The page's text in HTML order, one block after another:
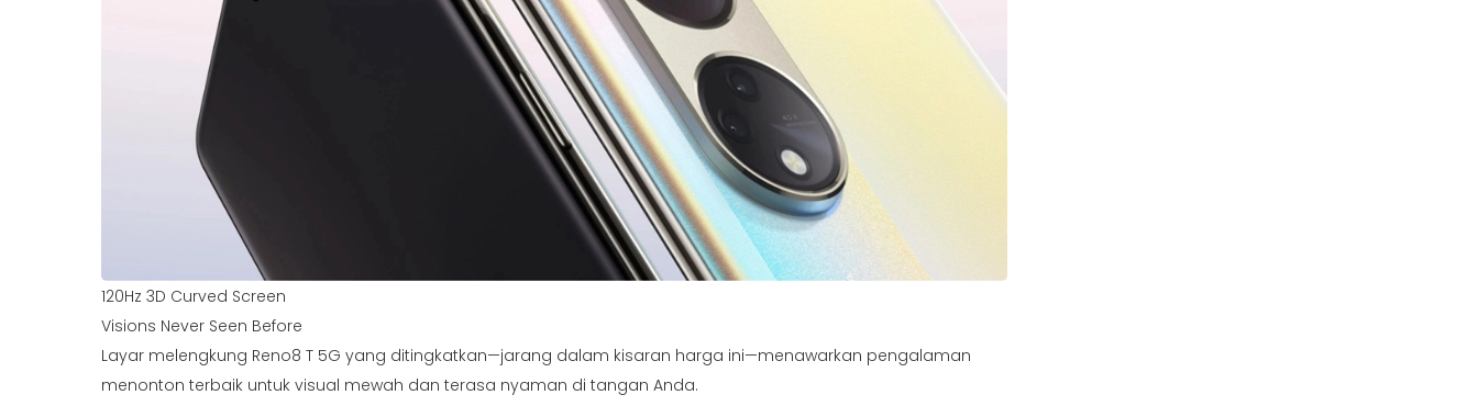
120Hz 3D Curved Screen
Visions Never Seen Before
Layar melengkung Reno8 T 5G yang ditingkatkan—jarang dalam kisaran harga ini—menawarkan pengalaman
menonton terbaik untuk visual mewah dan terasa nyaman di tangan Anda.